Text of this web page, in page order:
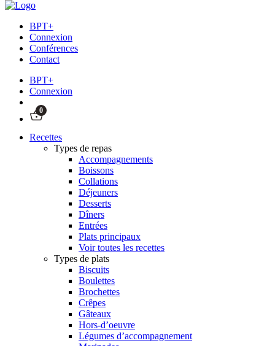
BPT+
Connexion
Conférences
Contact
BPT+
Connexion
0
Recettes
Types de repas
Accompagnements
Boissons
Collations
Déjeuners
Desserts
Dîners
Entrées
Plats principaux
Voir toutes les recettes
Types de plats
Biscuits
Boulettes
Brochettes
Crêpes
Gâteaux
Hors-d’oeuvre
Légumes d’accompagnement